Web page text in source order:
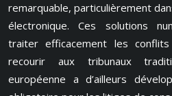
remarquable, particulièrement
électronique. Ces solutions
traiter efficacement les
recourir aux tribunaux
européenne a d’ailleurs